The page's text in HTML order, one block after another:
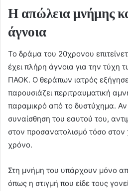
Η απώλεια μνήμης
άγνοια
Το δράμα του 20χρονου
έχει πλήρη άγνοια για την
ΠΑΟΚ. Ο θεράπων ιατρός
παρουσιάζει περιτραυματική
παραμικρό από το δυστύχημα. Αν
συναίσθηση του εαυτού του,
στον προσανατολισμό τόσο
χρόνο.
Στη μνήμη του υπάρχουν μόνο
όπως η στιγμή που είδε τους